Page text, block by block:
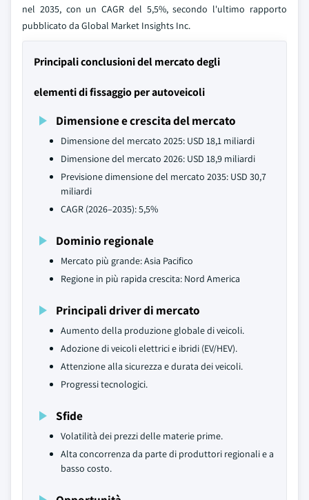
nel 2035, con un CAGR del 5,5%, secondo l'ultimo rapporto
pubblicato da Global Market Insights Inc.
Principali conclusioni del mercato degli
elementi di fissaggio per autoveicoli
Dimensione e crescita del mercato
Dimensione del mercato 2025: USD 18,1 miliardi
Dimensione del mercato 2026: USD 18,9 miliardi
Previsione dimensione del mercato 2035: USD 30,7
miliardi
CAGR (2026–2035): 5,5%
Dominio regionale
Mercato più grande: Asia Pacifico
Regione in più rapida crescita: Nord America
Principali driver di mercato
Aumento della produzione globale di veicoli.
Adozione di veicoli elettrici e ibridi (EV/HEV).
Attenzione alla sicurezza e durata dei veicoli.
Progressi tecnologici.
Sfide
Volatilità dei prezzi delle materie prime.
Alta concorrenza da parte di produttori regionali e a
basso costo.